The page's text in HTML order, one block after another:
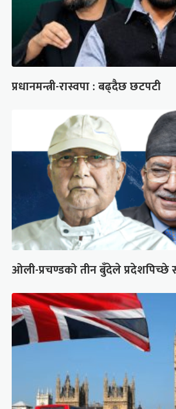
प्रधानमन्त्री-रास्वपा : बढ्दैछ छटपटी
ओली-प्रचण्डको तीन बुँदेले